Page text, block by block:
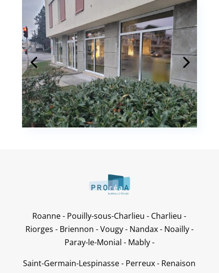
Roanne - Pouilly-sous-Charlieu - Charlieu -
Riorges - Briennon - Vougy - Nandax - Noailly -
Paray-le-Monial - Mably -
Saint-Germain-Lespinasse - Perreux - Renaison